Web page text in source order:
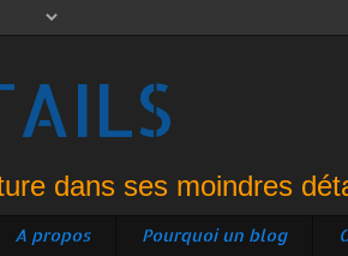
dans ses moindres
A propos Pourquoi un blog